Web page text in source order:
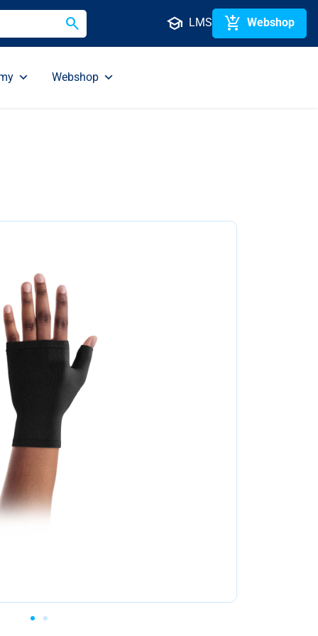
search school LMS add_shopping_cart Webshop
Webshop